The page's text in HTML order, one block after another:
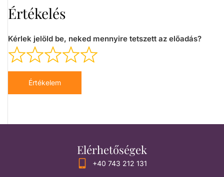
Értékelés
Kérlek jelöld be, neked mennyire tetszett az előadás?
Értékelem
Elérhetőségek
+40 743 212 131